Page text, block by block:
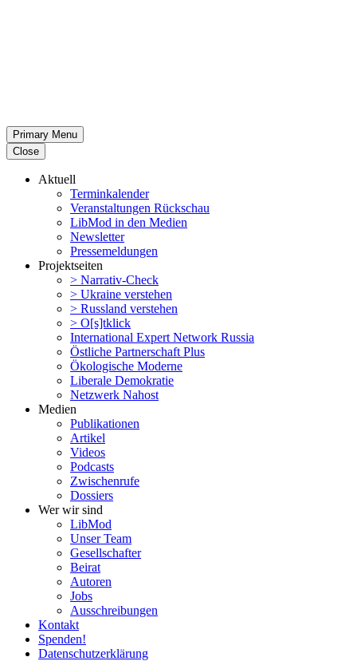
Primary Menu
Close
Aktuell
Termin­ka­lender
Veran­stal­tungen Rückschau
LibMod in den Medien
Newsletter
Presse­mel­dungen
Projekt­seiten
> Narrativ-Check
> Ukraine verstehen
> Russland verstehen
> O[s]tklick
Inter­na­tional Expert Network Russia
Östliche Partner­schaft Plus
Ökolo­gische Moderne
Liberale Demokratie
Netzwerk Nahost
Medien
Publi­ka­tionen
Artikel
Videos
Podcasts
Zwischenrufe
Dossiers
Wer wir sind
LibMod
Unser Team
Gesell­schafter
Beirat
Autoren
Jobs
Ausschrei­bungen
Kontakt
Spenden!
Daten­schutz­er­klärung